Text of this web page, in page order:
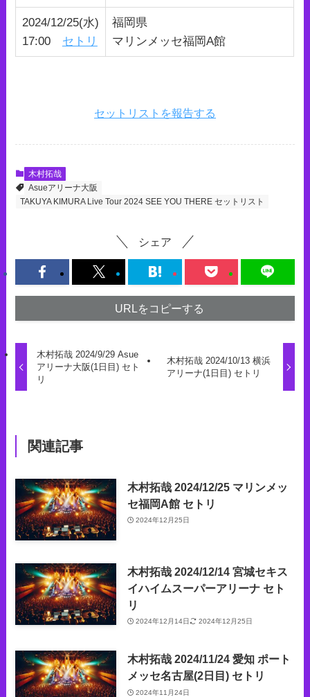
2024/12/25(水)
17:00 セトリ
福岡県
マリンメッセ福岡A館
セットリストを報告する
木村拓哉
Asueアリーナ大阪
TAKUYA KIMURA Live Tour 2024 SEE YOU THERE セットリスト
シェア
URLをコピーする
木村拓哉 2024/9/29 Asue
アリーナ大阪(1日目) セト
リ
木村拓哉 2024/10/13 横浜
アリーナ(1日目) セトリ
関連記事
木村拓哉 2024/12/25 マリンメッ
セ福岡A館 セトリ
2024年12月25日
木村拓哉 2024/12/14 宮城セキス
イハイムスーパーアリーナ セト
リ
2024年12月14日 2024年12月25日
木村拓哉 2024/11/24 愛知 ポート
メッセ名古屋(2日目) セトリ
2024年11月24日